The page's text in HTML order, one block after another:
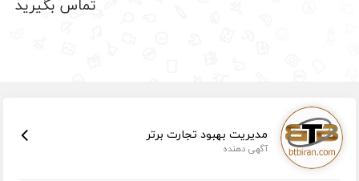
تماس بگیرید
مدیریت بهبود تجارت برتر
آگهی دهنده